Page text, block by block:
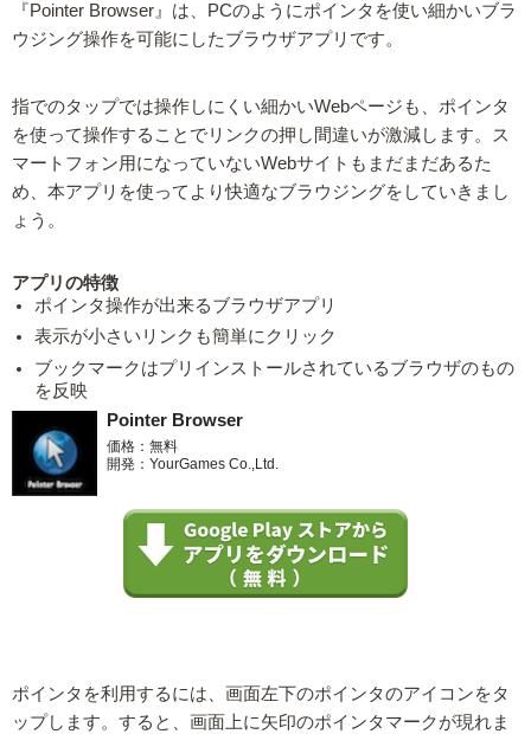
『Pointer Browser』は、PCのようにポインタを使い細かいブラ
ウジング操作を可能にしたブラウザアプリです。
指でのタップでは操作しにくい細かいWebページも、ポインタ
を使って操作することでリンクの押し間違いが激減します。ス
マートフォン用になっていないWebサイトもまだまだあるた
め、本アプリを使ってより快適なブラウジングをしていきまし
ょう。
アプリの特徴
ポインタ操作が出来るブラウザアプリ
表示が小さいリンクも簡単にクリック
ブックマークはプリインストールされているブラウザのもの
を反映
Pointer Browser
価格：無料
開発：YourGames Co.,Ltd.
ポインタを利用するには、画面左下のポインタのアイコンをタ
ップします。すると、画面上に矢印のポインタマークが現れま